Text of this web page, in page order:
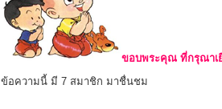
ขอบพระคุณ ที่กรุณาเ
ข้อความนี้ มี 7 สมาชิก มาชื่นชม